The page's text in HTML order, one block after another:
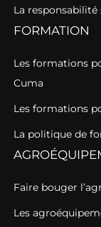
La responsabilité
FORMATION
Les formations
Cuma
Les formations
La politique de
Faire bouger
Les